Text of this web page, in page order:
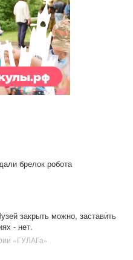
брелок робота
закрыть можно, заставить
- нет.
«ГУЛАГа»